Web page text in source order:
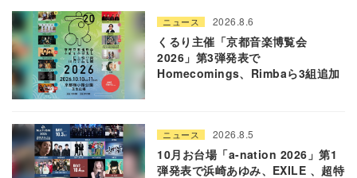
ニュース 2026.8.6
くるり主催「京都音楽博覧会
2026」第3弾発表で
Homecomings、Rimbaら3組追加
ニュース 2026.8.5
10月お台場「a-nation 2026」第1
弾発表で浜崎あゆみ、EXILE 、超特